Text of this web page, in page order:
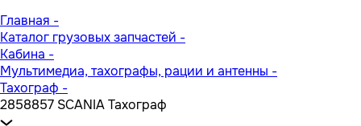
Главная -
Каталог грузовых запчастей -
Кабина -
Мультимедиа, тахографы, рации и антенны -
Тахограф -
2858857 SCANIA Тахограф